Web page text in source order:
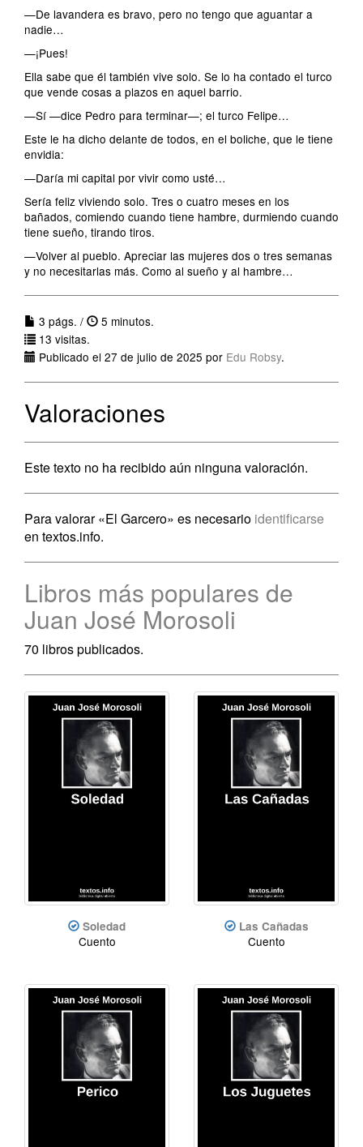
—De lavandera es bravo, pero no tengo que aguantar a
nadie…
—¡Pues!
Ella sabe que él también vive solo. Se lo ha contado el turco
que vende cosas a plazos en aquel barrio.
—Sí —dice Pedro para terminar—; el turco Felipe…
Este le ha dicho delante de todos, en el boliche, que le tiene
envidia:
—Daría mi capital por vivir como usté…
Sería feliz viviendo solo. Tres o cuatro meses en los
bañados, comiendo cuando tiene hambre, durmiendo cuando
tiene sueño, tirando tiros.
—Volver al pueblo. Apreciar las mujeres dos o tres semanas
y no necesitarlas más. Como al sueño y al hambre…
3 págs. /
5 minutos.
13 visitas.
Publicado el 27 de julio de 2025 por Edu Robsy.
Valoraciones
Este texto no ha recibido aún ninguna valoración.
Para valorar «El Garcero» es necesario identificarse
en textos.info.
Libros más populares de
Juan José Morosoli
70 libros publicados.
Soledad
Cuento
Las Cañadas
Cuento